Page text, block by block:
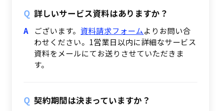
詳しいサービス資料はありますか？
ございます。 資料請求フォームよりお問い合
わせください。1営業日以内に詳細なサービス
資料をメールにてお送りさせていただきま
す。
契約期間は決まっていますか？